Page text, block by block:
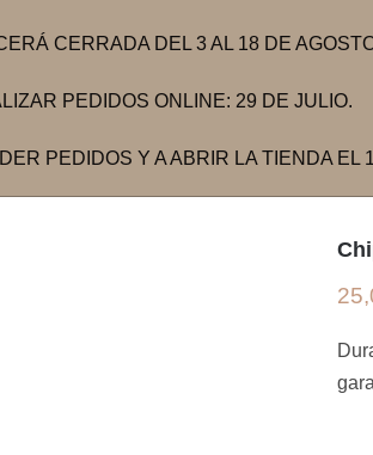
CERRADA DEL 3 AL 18 DE
PEDIDOS ONLINE: 29 DE JULIO.
PEDIDOS Y A ABRIR LA TIENDA EL